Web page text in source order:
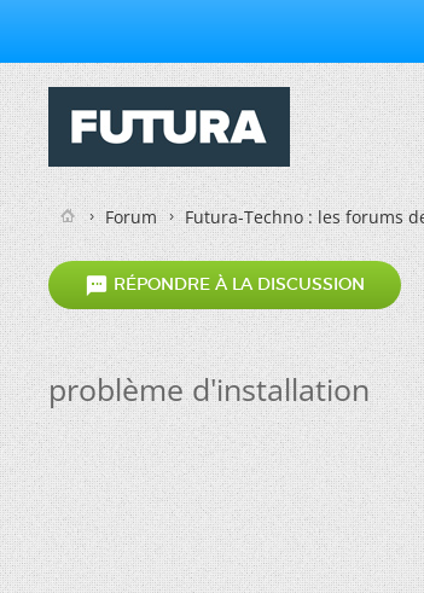
Forum Futura-Techno : les forums
 RÉPONDRE À LA DISCUSSION
problème d'installation